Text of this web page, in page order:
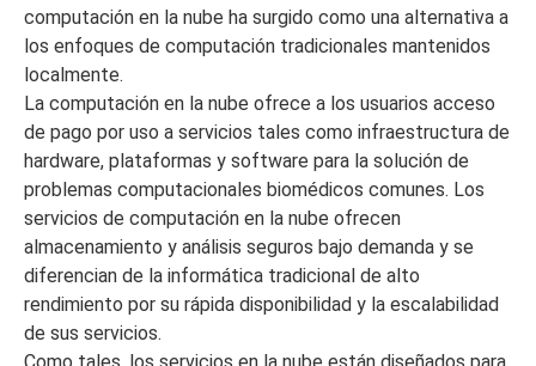
computación en la nube ha surgido como una alternativa a
los enfoques de computación tradicionales mantenidos
localmente.
La computación en la nube ofrece a los usuarios acceso
de pago por uso a servicios tales como infraestructura de
hardware, plataformas y software para la solución de
problemas computacionales biomédicos comunes. Los
servicios de computación en la nube ofrecen
almacenamiento y análisis seguros bajo demanda y se
diferencian de la informática tradicional de alto
rendimiento por su rápida disponibilidad y la escalabilidad
de sus servicios.